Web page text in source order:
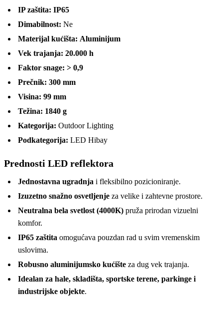
IP zaštita: IP65
Dimabilnost: Ne
Materijal kućišta: Aluminijum
Vek trajanja: 20.000 h
Faktor snage: > 0,9
Prečnik: 300 mm
Visina: 99 mm
Težina: 1840 g
Kategorija: Outdoor Lighting
Podkategorija: LED Hibay
Prednosti LED reflektora
Jednostavna ugradnja i fleksibilno pozicioniranje.
Izuzetno snažno osvetljenje za velike i zahtevne prostore.
Neutralna bela svetlost (4000K) pruža prirodan vizuelni
komfor.
IP65 zaštita omogućava pouzdan rad u svim vremenskim
uslovima.
Robusno aluminijumsko kućište za dug vek trajanja.
Idealan za hale, skladišta, sportske terene, parkinge i
industrijske objekte.